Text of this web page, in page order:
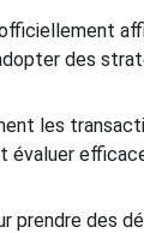
des
les
évaluer
des